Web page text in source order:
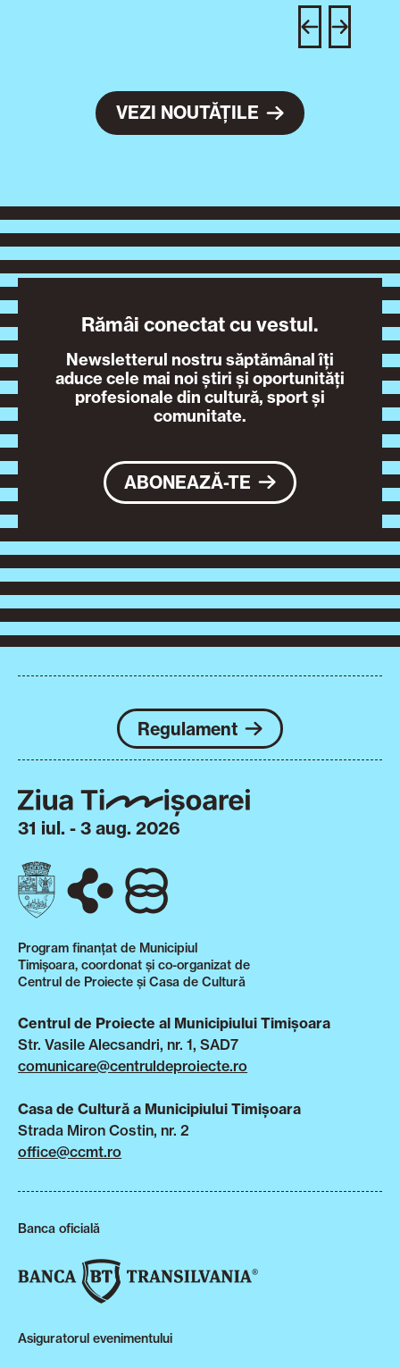
VEZI NOUTĂȚILE
Rămâi conectat cu vestul.
Newsletterul nostru săptămânal îți
aduce cele mai noi știri și oportunități
profesionale din cultură, sport și
comunitate.
ABONEAZĂ-TE
Regulament
31 iul. - 3 aug. 2026
Program finanțat de Municipiul
Timișoara, coordonat și co-organizat de
Centrul de Proiecte și Casa de Cultură
Centrul de Proiecte al Municipiului Timișoara
Str. Vasile Alecsandri, nr. 1, SAD7
comunicare@centruldeproiecte.ro
Casa de Cultură a Municipiului Timișoara
Strada Miron Costin, nr. 2
office@ccmt.ro
Banca oficială
Asiguratorul evenimentului